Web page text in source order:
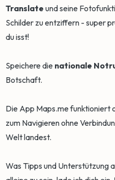
Translate und seine
Schilder zu entziffern - super
du isst!
Speichere die nationale
Botschaft.
Die App Maps.me funktioniert
zum Navigieren ohne
Welt landest.
Was Tipps und Unterstützung